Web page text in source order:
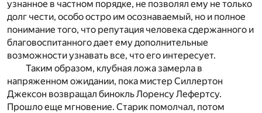
узнанное в частном порядке, не позволял ему не только
долг чести, особо остро им осознаваемый, но и полное
понимание того, что репутация человека сдержанного и
благовоспитанного дает ему дополнительные
возможности узнавать все, что его интересует.
Таким образом, клубная ложа замерла в
напряженном ожидании, пока мистер Силлертон
Джексон возвращал бинокль Лоренсу Лефертсу.
Прошло еще мгновение. Старик помолчал, потом